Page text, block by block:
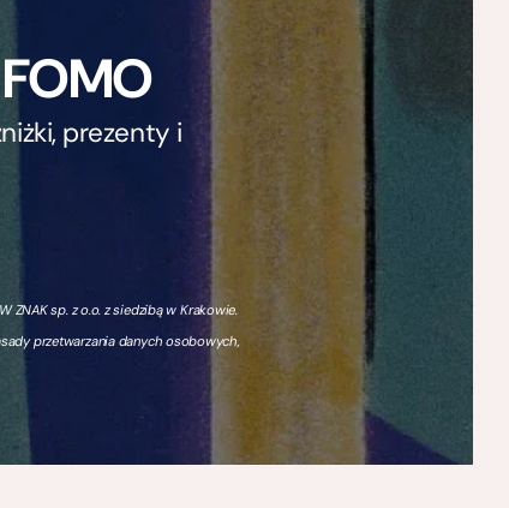
prezenty i
sp. z o.o. z siedzibą w Krakowie.
przetwarzania danych osobowych,